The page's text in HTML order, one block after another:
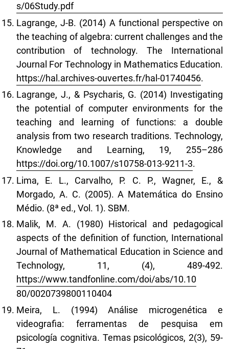
s/06Study.pdf
Lagrange, J-B. (2014) A functional perspective on
the teaching of algebra: current challenges and the
contribution of technology. The International
Journal For Technology in Mathematics Education.
https://hal.archives-ouvertes.fr/hal-01740456.
Lagrange, J., & Psycharis, G. (2014) Investigating
the potential of computer environments for the
teaching and learning of functions: a double
analysis from two research traditions. Technology,
Knowledge and Learning, 19, 255–286
https://doi.org/10.1007/s10758-013-9211-3.
Lima, E. L., Carvalho, P. C. P., Wagner, E., &
Morgado, A. C. (2005). A Matemática do Ensino
Médio. (8ª ed., Vol. 1). SBM.
Malik, M. A. (1980) Historical and pedagogical
aspects of the definition of function, International
Journal of Mathematical Education in Science and
Technology, 11, (4), 489-492.
https://www.tandfonline.com/doi/abs/10.10
80/0020739800110404
Meira, L. (1994) Análise microgenética e
videografia: ferramentas de pesquisa em
psicología cognitiva. Temas psicológicos, 2(3), 59-